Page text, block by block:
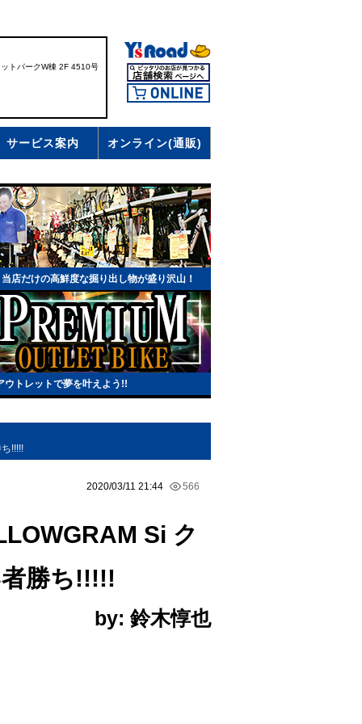
トパークW棟 2F 4510号
サービス案内 オンライン(通販)
店だけの高鮮度な掘り出し物が盛り沢山！
ウトレットで夢を叶えよう!!
!!!!!
2020/03/11 21:44 566
Si ク
勝ち!!!!!
by: 鈴木惇也